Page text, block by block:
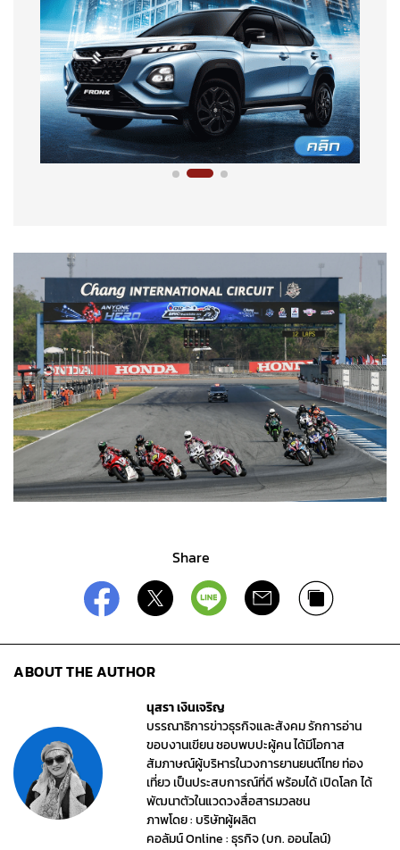
Share
ABOUT THE AUTHOR
นุสรา เงินเจริญ
บรรณาธิการข่าวธุรกิจและสังคม รักการอ่าน
ขอบงานเขียน ชอบพบปะผู้คน ได้มีโอกาส
สัมภาษณ์ผู้บริหารในวงการยานยนต์ไทย ท่อง
เที่ยว เป็นประสบการณ์ที่ดี พร้อมได้ เปิดโลก ได้
พัฒนาตัวในแวดวงสื่อสารมวลชน
ภาพโดย : บริษัทผู้ผลิต
คอลัมน์ Online : ธุรกิจ (บก. ออนไลน์)